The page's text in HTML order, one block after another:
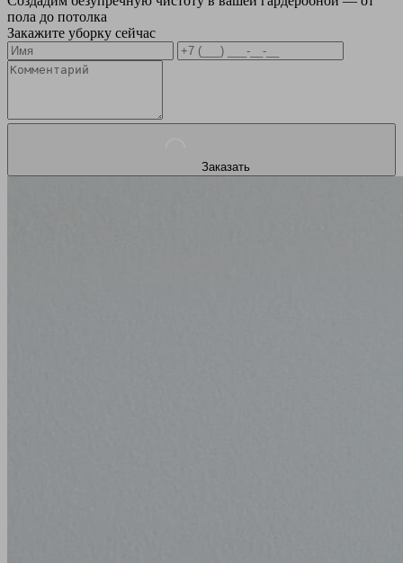
пола до потолка
Закажите уборку сейчас
Заказать